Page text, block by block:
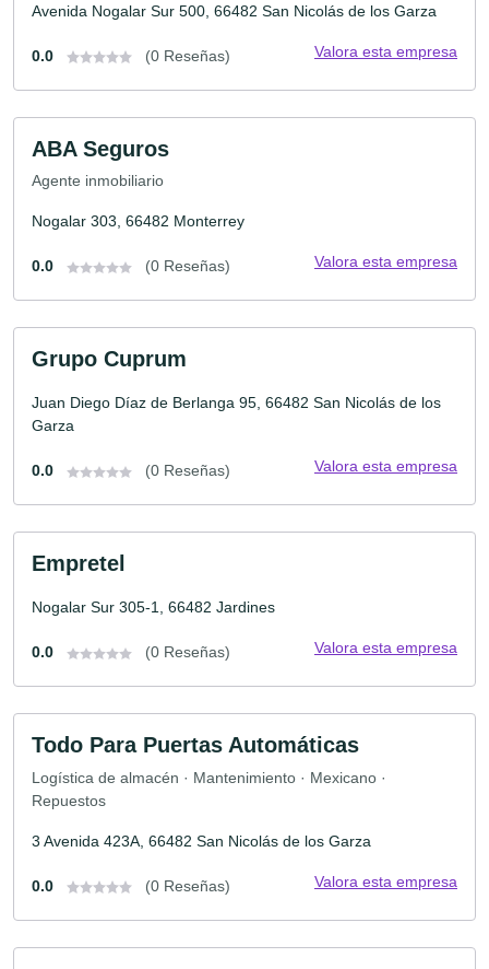
Avenida Nogalar Sur 500, 66482 San Nicolás de los Garza
0.0 (0 Reseñas) Valora esta empresa
ABA Seguros
Agente inmobiliario
Nogalar 303, 66482 Monterrey
0.0 (0 Reseñas) Valora esta empresa
Grupo Cuprum
Juan Diego Díaz de Berlanga 95, 66482 San Nicolás de los
Garza
0.0 (0 Reseñas) Valora esta empresa
Empretel
Nogalar Sur 305-1, 66482 Jardines
0.0 (0 Reseñas) Valora esta empresa
Todo Para Puertas Automáticas
Logística de almacén · Mantenimiento · Mexicano ·
Repuestos
3 Avenida 423A, 66482 San Nicolás de los Garza
0.0 (0 Reseñas) Valora esta empresa